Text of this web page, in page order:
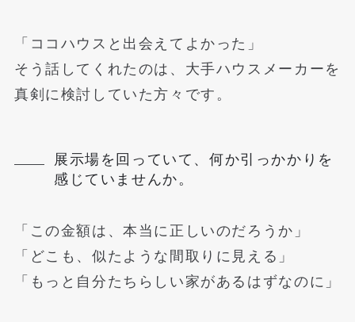
「ココハウスと出会えてよかった」
そう話してくれたのは、大手ハウスメーカーを
真剣に検討していた方々です。
展示場を回っていて、何か引っかかりを
感じていませんか。
「この金額は、本当に正しいのだろうか」
「どこも、似たような間取りに見える」
「もっと自分たちらしい家があるはずなのに」